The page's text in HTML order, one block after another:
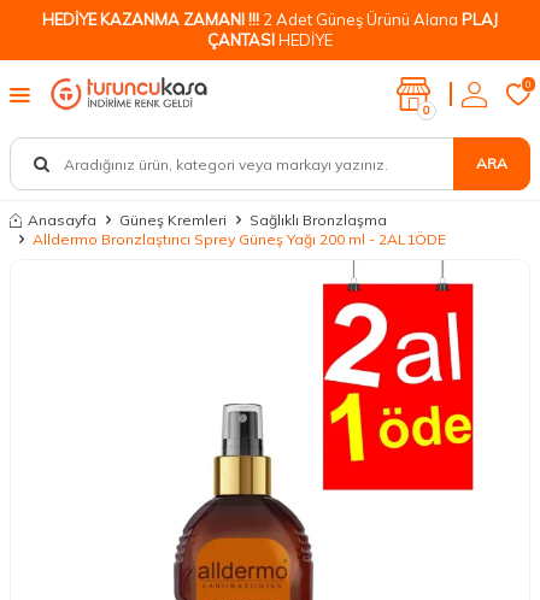
HEDİYE KAZANMA ZAMANI !!! 2 Adet Güneş Ürünü Alana PLAJ
ÇANTASIHEDİYE
ARA
0
0
Anasayfa Güneş Kremleri
Sağlıklı Bronzlaşma
Alldermo Bronzlaştırıcı Sprey Güneş Yağı 200 ml - 2AL1ÖDE